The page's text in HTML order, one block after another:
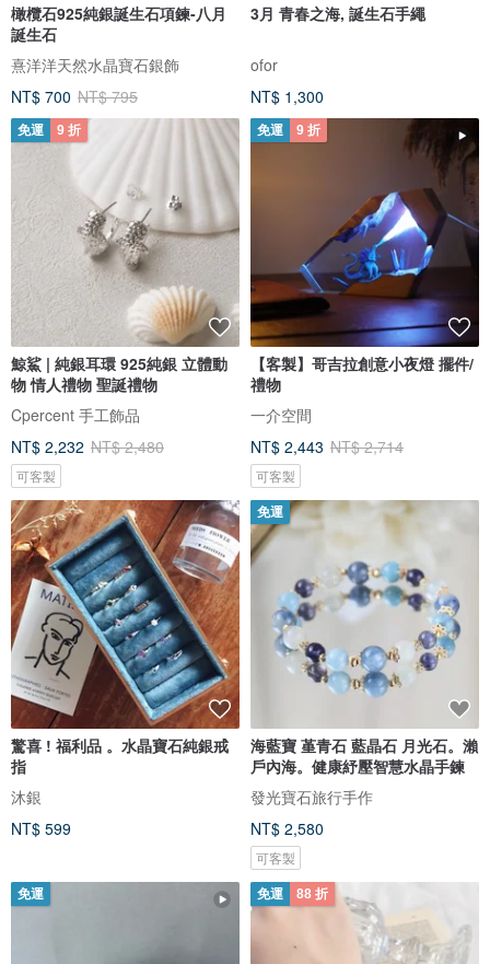
橄欖石925純銀誕生石項鍊-八月
誕生石
熹洋洋天然水晶寶石銀飾
NT$ 700 NT$ 795
3月 青春之海, 誕生石手繩
ofor
NT$ 1,300
免運 9 折
鯨鯊 | 純銀耳環 925純銀 立體動
物 情人禮物 聖誕禮物
Cpercent 手工飾品
NT$ 2,232 NT$ 2,480
可客製
免運 9 折
【客製】哥吉拉創意小夜燈 擺件/
禮物
一介空間
NT$ 2,443 NT$ 2,714
可客製
驚喜 ! 福利品 。水晶寶石純銀戒
指
沐銀
NT$ 599
免運
海藍寶 堇青石 藍晶石 月光石。瀨
戶內海。健康紓壓智慧水晶手鍊
發光寶石旅行手作
NT$ 2,580
可客製
免運 免運 88 折